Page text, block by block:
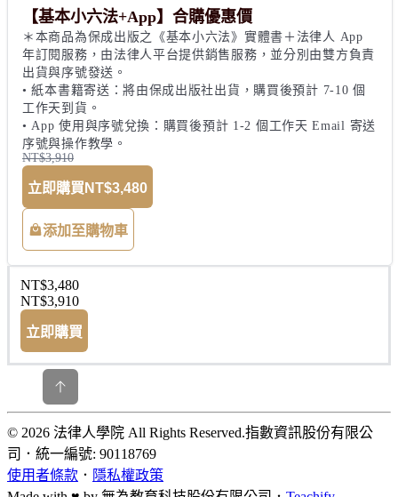
【基本小六法+App】合購優惠價
＊本商品為保成出版之《基本小六法》實體書＋法律人 App
年訂閱服務，由法律人平台提供銷售服務，並分別由雙方負責
出貨與序號發送。
• 紙本書籍寄送：將由保成出版社出貨，購買後預計 7-10 個
工作天到貨。
• App 使用與序號兌換：購買後預計 1-2 個工作天 Email 寄送
序號與操作教學。
NT$3,910
立即購買 NT$3,480
添加至購物車
NT$3,480
NT$3,910
立即購買
© 2026 法律人學院 All Rights Reserved.指數資訊股份有限公
司 ． 統一編號: 90118769
使用者條款 ． 隱私權政策